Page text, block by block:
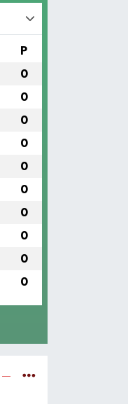
P
0
0
0
0
0
0
0
0
0
0